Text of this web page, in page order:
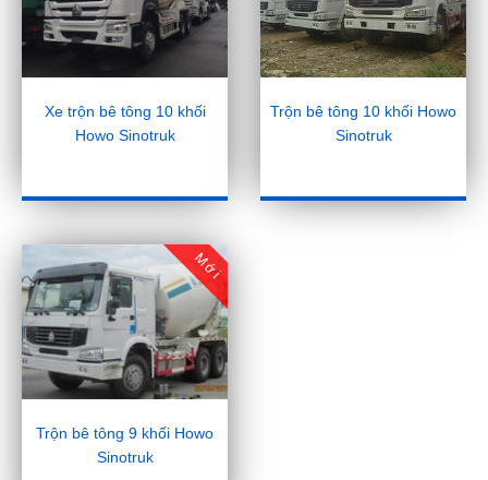
Xe trộn bê tông 10 khối
Howo Sinotruk
Trộn bê tông 10 khối Howo
Sinotruk
Mới
Trộn bê tông 9 khối Howo
Sinotruk